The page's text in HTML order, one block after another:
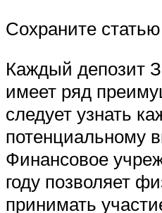
Сохраните
Каждый депозит
имеет ряд
следует узнать
потенциальному
Финансовое
году позволяет
принимать